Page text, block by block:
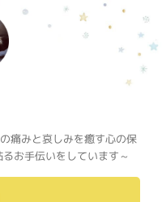
痛みと哀しみを癒す心の保
お手伝いをしています～